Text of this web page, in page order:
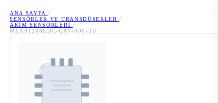
ANA SAYFA /
SENSÖRLER VE TRANSDÜSERLER
/
AKIM SENSÖRLERI /
MLX91208LDC-CAV-000-TU